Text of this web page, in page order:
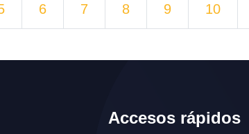
6 7 8 9 10
Accesos rápidos